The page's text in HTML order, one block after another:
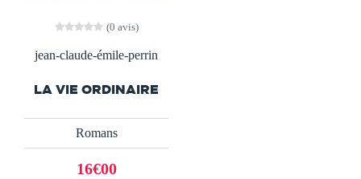
(0 avis)
jean-claude-émile-perrin
LA VIE ORDINAIRE
Romans
16€00